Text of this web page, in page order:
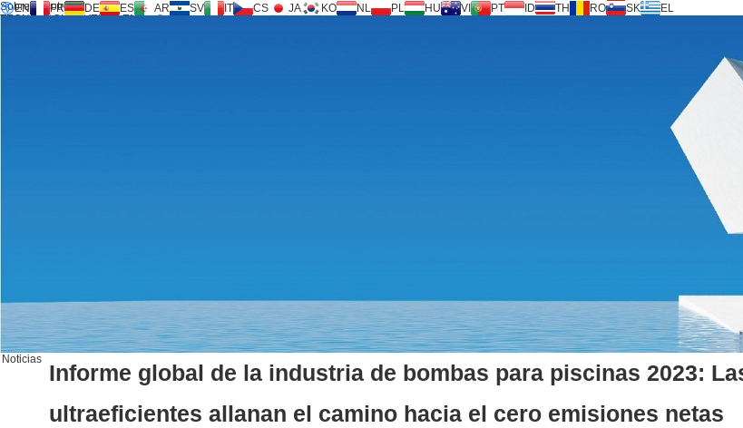
Sobre nosotros
TECNOLOGIA INVERSILENCE ®
EN FR DE ES AR SV IT CS JA KO NL PL HU VI PT ID TH RO SK EL
Noticias
Informe global de la industria de bombas para piscinas 2023:
ultraeficientes allanan el camino hacia el cero emisiones netas